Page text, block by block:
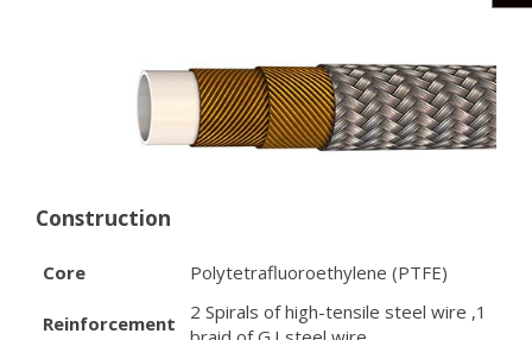
Construction
Core Polytetrafluoroethylene (PTFE)
Reinforcement
2 Spirals of high-tensile steel wire ,1